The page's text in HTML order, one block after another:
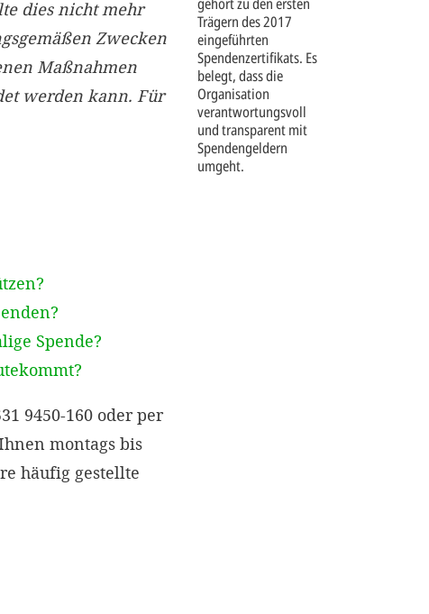
Trägern des 2017
eingeführten
Spendenzertifikats. Es
belegt, dass die
Organisation
verantwortungsvoll
und transparent mit
Spendengeldern
umgeht.
dies nicht mehr
Zwecken
Maßnahmen
werden kann. Für
Spende?
9450-160 oder per
montags bis
häufig gestellte